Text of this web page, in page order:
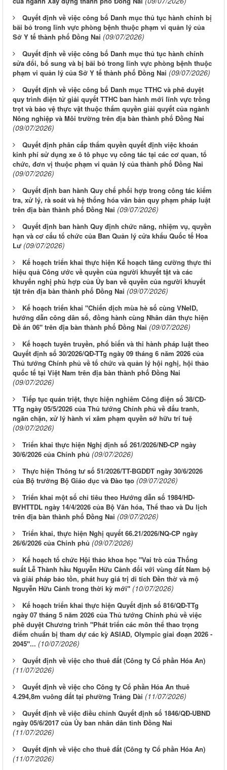
Quyết định về việc công bố Danh mục thủ tục hành chính bị
bãi bỏ trong lĩnh vực phòng bệnh thuộc phạm vi quản lý của
Sở Y tế thành phố Đồng Nai (09/07/2026)
Quyết định về việc công bố Danh mục thủ tục hành chính
sửa đổi, bổ sung và bị bãi bỏ trong lĩnh vực phòng bệnh thuộc
phạm vi quản lý của Sở Y tế thành phố Đồng Nai (09/07/2026)
Quyết định về việc công bố Danh mục TTHC và phê duyệt
quy trình điện tử giải quyết TTHC ban hành mới lĩnh vực trồng
trọt và bảo vệ thực vật thuộc thẩm quyền giải quyết của ngành
Nông nghiệp và Môi trường trên địa bàn thành phố Đồng Nai
(09/07/2026)
Quyết định phân cấp thẩm quyền quyết định việc khoán
kinh phí sử dụng xe ô tô phục vụ công tác tại các cơ quan, tổ
chức, đơn vị thuộc phạm vi quản lý của thành phố Đồng Nai
(09/07/2026)
Quyết định ban hành Quy chế phối hợp trong công tác kiểm
tra, xử lý, rà soát và hệ thống hóa văn bản quy phạm pháp luật
trên địa bàn thành phố Đồng Nai (09/07/2026)
Quyết định ban hành Quy định chức năng, nhiệm vụ, quyền
hạn và cơ cấu tổ chức của Ban Quản lý cửa khẩu Quốc tế Hoa
Lư (09/07/2026)
Kế hoạch triển khai thực hiện Kế hoạch tăng cường thực thi
hiệu quả Công ước về quyền của người khuyết tật và các
khuyến nghị phù hợp của Ủy ban về quyền của người khuyết
tật trên địa bàn thành phố Đồng Nai (09/07/2026)
Kế hoạch triển khai "Chiến dịch mùa hè số cùng VNeID,
hướng dẫn công dân số, đồng hành cùng Nhân dân thực hiện
Đề án 06" trên địa bàn thành phố Đồng Nai (09/07/2026)
Kế hoạch tuyên truyền, phổ biến và thi hành pháp luật theo
Quyết định số 30/2026/QĐ-TTg ngày 09 tháng 6 năm 2026 của
Thủ tướng Chính phủ về tổ chức và quản lý hội nghị, hội thảo
quốc tế tại Việt Nam trên địa bàn thành phố Đồng Nai
(09/07/2026)
Tiếp tục quán triệt, thực hiện nghiêm Công điện số 38/CĐ-
TTg ngày 05/5/2026 của Thủ tướng Chính phủ về đấu tranh,
ngăn chặn, xử lý hành vi xâm phạm quyền sở hữu trí tuệ
(09/07/2026)
Triển khai thực hiện Nghị định số 261/2026/NĐ-CP ngày
30/6/2026 của Chính phủ (09/07/2026)
Thực hiện Thông tư số 51/2026/TT-BGDĐT ngày 30/6/2026
của Bộ trưởng Bộ Giáo dục và Đào tạo (09/07/2026)
Triển khai một số chỉ tiêu theo Hướng dẫn số 1984/HD-
BVHTTDL ngày 14/4/2026 của Bộ Văn hóa, Thể thao và Du lịch
trên địa bàn thành phố Đồng Nai (09/07/2026)
Triển khai, thực hiện Nghị quyết 66.21/2026/NQ-CP ngày
26/6/2026 của Chính phủ (09/07/2026)
Kế hoạch tổ chức Hội thảo khoa học "Vai trò của Thống
suất Lễ Thành hầu Nguyễn Hữu Cảnh đối với vùng đất Nam bộ
và giải pháp bảo tồn, phát huy giá trị di tích Đền thờ và mộ
Nguyễn Hữu Cảnh trong thời kỳ mới" (10/07/2026)
Kế hoạch triển khai thực hiện Quyết định số 816/QĐ-TTg
ngày 07 tháng 5 năm 2026 của Thủ tướng Chính phủ về việc
phê duyệt Chương trình "Phát triển các môn thể thao trọng
điểm chuẩn bị tham dự các kỳ ASIAD, Olympic giai đoạn 2026 -
2045"... (10/07/2026)
Quyết định về việc cho thuê đất (Công ty Cổ phần Hóa An)
(11/07/2026)
Quyết định về việc cho Công ty Cổ phần Hóa An thuê
4.294,8m vuông đất tại phường Trảng Dài (11/07/2026)
Quyết định về việc điều chỉnh Quyết định số 1846/QĐ-UBND
ngày 05/6/2017 của Ủy ban nhân dân tỉnh Đồng Nai
(11/07/2026)
Quyết định về việc cho thuê đất (Công ty Cổ phần Hóa An)
(11/07/2026)